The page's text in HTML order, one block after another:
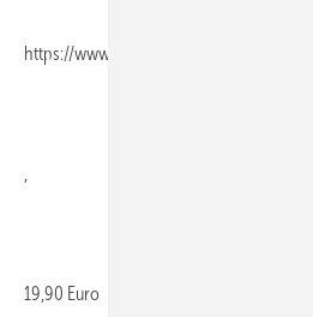
https://www.m-vg.de/redline/shop/home/
19,90 Euro